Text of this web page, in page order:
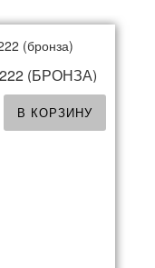
(БРОНЗА)
В КОРЗИНУ